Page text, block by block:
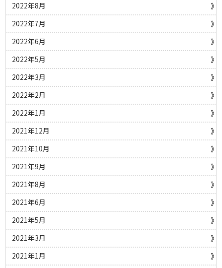
2022年8月
2022年7月
2022年6月
2022年5月
2022年3月
2022年2月
2022年1月
2021年12月
2021年10月
2021年9月
2021年8月
2021年6月
2021年5月
2021年3月
2021年1月